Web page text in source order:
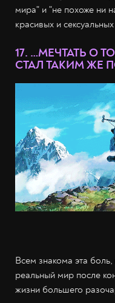
мира" и "не похоже ни
красивых и
17. …МЕЧТАТЬ О
СТАЛ ТАКИМ ЖЕ
Всем знакома эта
реальный мир после
жизни большего